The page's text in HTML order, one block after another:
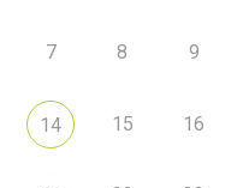
7 8 9
14 15 16